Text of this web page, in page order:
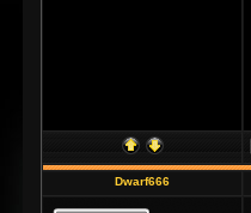
Dwarf666